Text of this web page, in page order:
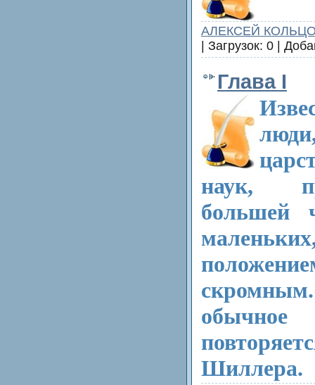
АЛЕКСЕЙ
| Загрузок: 0 |
Глава I
наук,
большей
Шиллера.